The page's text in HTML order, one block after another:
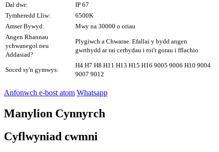
Dal dwr:
IP 67
Tymheredd Lliw:
6500K
Amser Bywyd:
Mwy na 30000 o oriau
Angen Rhannau
ychwanegol neu
Addasiad?
Plygiwch a Chwarae. Efallai y bydd angen
gwrthydd ar rai cerbydau i roi'r gorau i fflachio
Soced sy'n gymwys:
H4 H7 H8 H11 H13 H15 H16 9005 9006 H10 9004
9007 9012
Anfonwch e-bost atom Whatsapp
Manylion Cynnyrch
Cyflwyniad cwmni